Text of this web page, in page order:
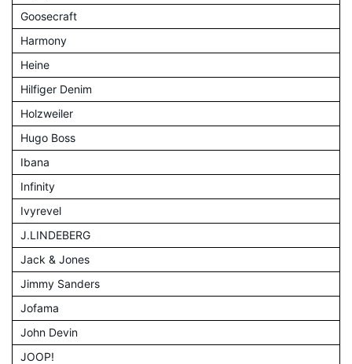
Goosecraft
Harmony
Heine
Hilfiger Denim
Holzweiler
Hugo Boss
Ibana
Infinity
Ivyrevel
J.LINDEBERG
Jack & Jones
Jimmy Sanders
Jofama
John Devin
JOOP!